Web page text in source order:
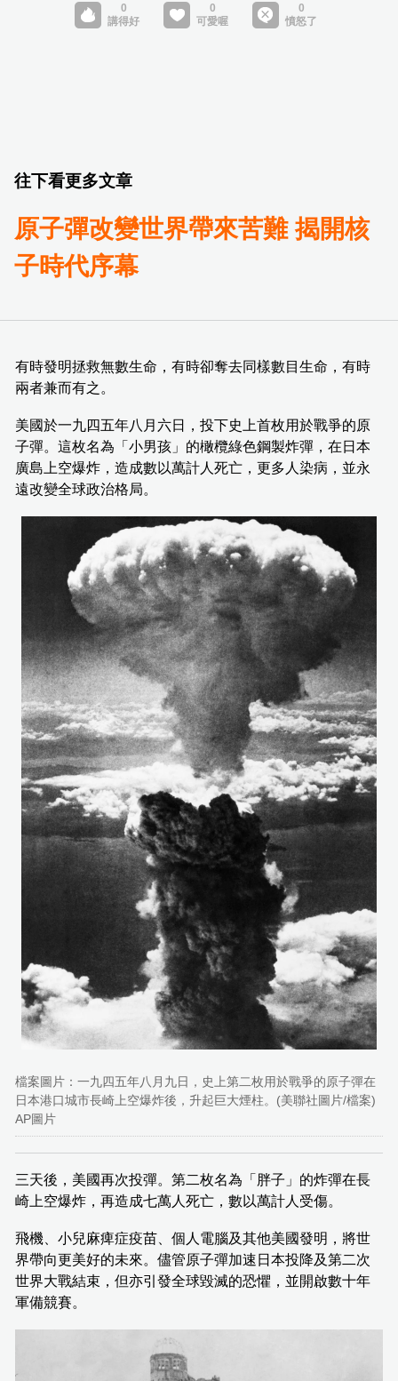
往下看更多文章
原子彈改變世界帶來苦難 揭開核
子時代序幕
有時發明拯救無數生命，有時卻奪去同樣數目生命，有時
兩者兼而有之。
美國於一九四五年八月六日，投下史上首枚用於戰爭的原
子彈。這枚名為「小男孩」的橄欖綠色鋼製炸彈，在日本
廣島上空爆炸，造成數以萬計人死亡，更多人染病，並永
遠改變全球政治格局。
檔案圖片：一九四五年八月九日，史上第二枚用於戰爭的原子彈在
日本港口城市長崎上空爆炸後，升起巨大煙柱。(美聯社圖片/檔案)
AP圖片
三天後，美國再次投彈。第二枚名為「胖子」的炸彈在長
崎上空爆炸，再造成七萬人死亡，數以萬計人受傷。
飛機、小兒麻痺症疫苗、個人電腦及其他美國發明，將世
界帶向更美好的未來。儘管原子彈加速日本投降及第二次
世界大戰結束，但亦引發全球毀滅的恐懼，並開啟數十年
軍備競賽。